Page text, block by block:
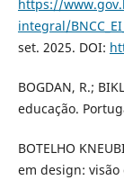
https://
integral/
set. 2025. DOI:
BOGDAN, R.;
educação.
BOTELHO
em design: